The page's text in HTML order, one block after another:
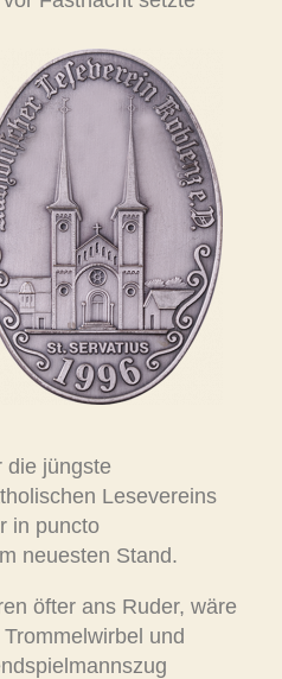
die jüngste
Lesevereins
in puncto
neuesten Stand.
öfter ans Ruder, wäre
und